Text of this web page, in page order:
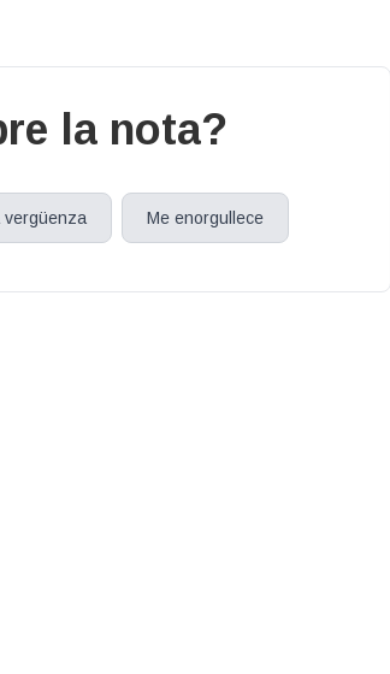
la nota?
vergüenza Me enorgullece